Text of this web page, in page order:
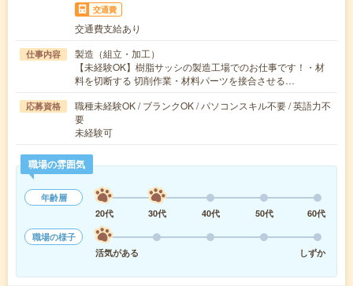
交通費
交通費支給あり
仕事内容
製造（組立・加工）
【未経験OK】樹脂サッシの製造工場でのお仕事です！・材
料を切断する 切削作業・材料パーツを接合させる…
応募資格
職種未経験OK / ブランクOK / パソコンスキル不要 / 英語力不
要
未経験可
職場の雰囲気
年齢層
20代
30代 40代 50代
60代
職場の様子
活気がある
しずか